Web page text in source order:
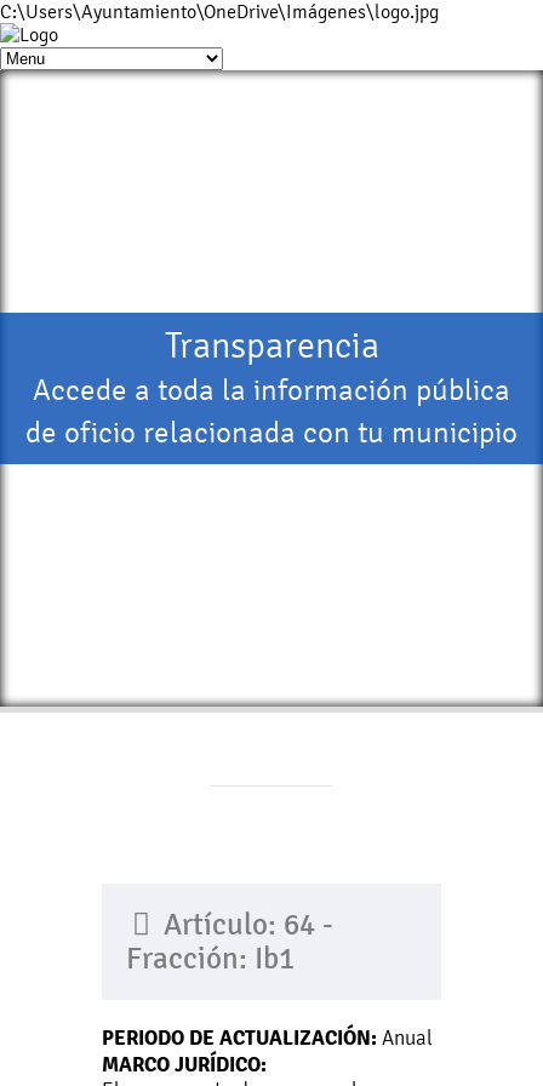
C:\Users\Ayuntamiento\OneDrive\Imágenes\logo.jpg
Transparencia
Accede a toda la información pública
de oficio relacionada con tu municipio
Artículo: 64 -
Fracción: Ib1
PERIODO DE ACTUALIZACIÓN: Anual
MARCO JURÍDICO: